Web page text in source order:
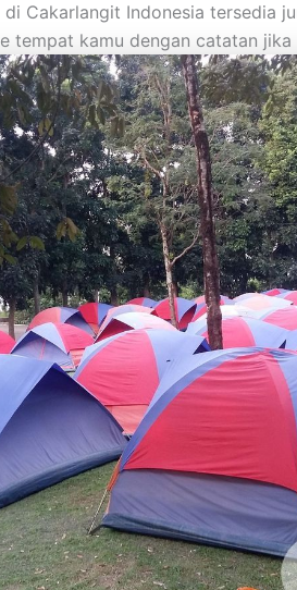
Cakarlangit Indonesia tersedia
tempat kamu dengan catatan